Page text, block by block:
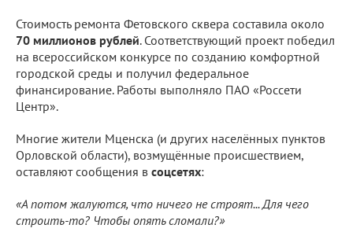
Стоимость ремонта Фетовского сквера составила около
70 миллионов рублей. Соответствующий проект победил
на всероссийском конкурсе по созданию комфортной
городской среды и получил федеральное
финансирование. Работы выполняло ПАО «Россети
Центр».
Многие жители Мценска (и других населённых пунктов
Орловской области), возмущённые происшествием,
оставляют сообщения в соцсетях:
«А потом жалуются, что ничего не строят... Для чего
строить-то? Чтобы опять сломали?»